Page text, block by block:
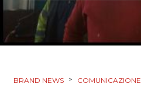
BRAND NEWS > COMUNICAZIONE